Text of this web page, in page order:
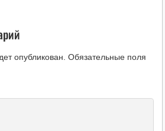
опубликован. Обязательные поля